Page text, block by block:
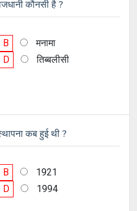
कौनसी है ?
B
मनामा
D तिब्बलीसी
कब हुई थी ?
B
1921
D 1994